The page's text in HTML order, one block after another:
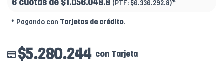
6 cuotas de $1.056.048.8 (PTF: $6.336.292.8)*
* Pagando con Tarjetas de crédito.
$5.280.244 con Tarjeta